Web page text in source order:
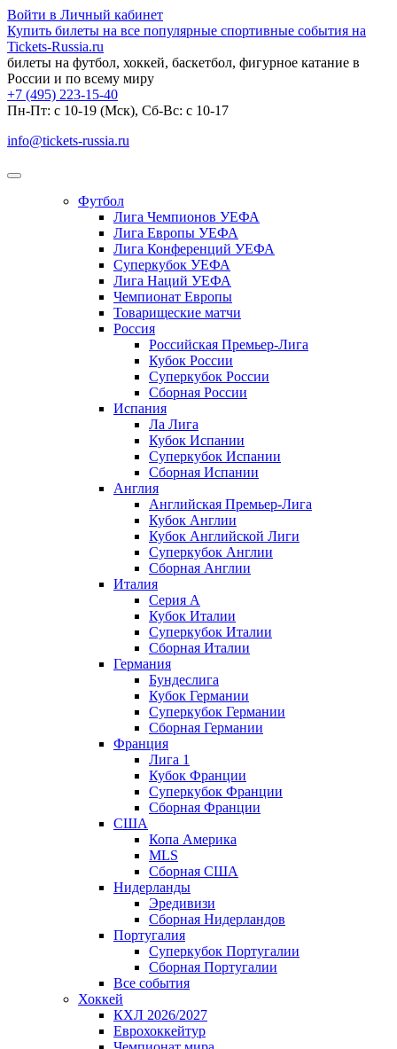
Войти в Личный кабинет
Купить билеты на все популярные спортивные события на
Tickets-Russia.ru
билеты на футбол, хоккей, баскетбол, фигурное катание в
России и по всему миру
+7 (495) 223-15-40
Пн-Пт: c 10-19 (Мск), Сб-Вс: с 10-17
info@tickets-russia.ru
Футбол
Лига Чемпионов УЕФА
Лига Европы УЕФА
Лига Конференций УЕФА
Суперкубок УЕФА
Лига Наций УЕФА
Чемпионат Европы
Товарищеские матчи
Россия
Российская Премьер-Лига
Кубок России
Суперкубок России
Сборная России
Испания
Ла Лига
Кубок Испании
Суперкубок Испании
Сборная Испании
Англия
Английская Премьер-Лига
Кубок Англии
Кубок Английской Лиги
Суперкубок Англии
Сборная Англии
Италия
Серия А
Кубок Италии
Суперкубок Италии
Сборная Италии
Германия
Бундеслига
Кубок Германии
Суперкубок Германии
Сборная Германии
Франция
Лига 1
Кубок Франции
Суперкубок Франции
Сборная Франции
США
Копа Америка
MLS
Сборная США
Нидерланды
Эредивизи
Сборная Нидерландов
Португалия
Суперкубок Португалии
Сборная Португалии
Все события
Хоккей
КХЛ 2026/2027
Еврохоккейтур